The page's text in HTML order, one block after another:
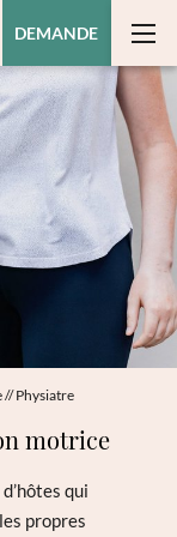
DEMANDE
//Physiatre
motrice
qui
propres